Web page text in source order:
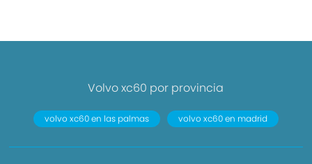
Volvo xc60 por provincia
volvo xc60 en las palmas volvo xc60 en madrid